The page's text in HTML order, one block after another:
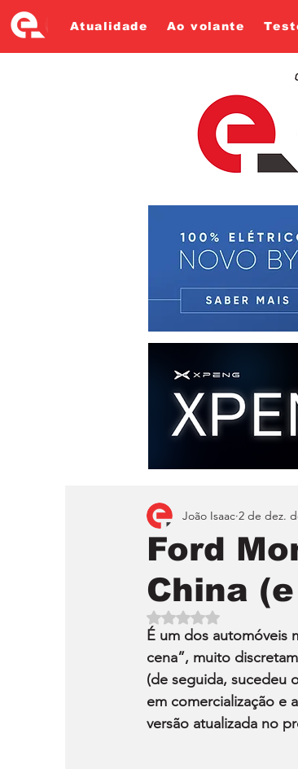
Atualidade Ao volante
Ford
China
João Isaac 2 de dez.
Avaliado com NaN de
É um dos automóveis
cena”, muito
(de seguida, sucedeu
em comercialização e
versão atualizada no